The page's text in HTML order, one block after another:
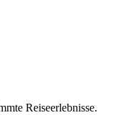
Reiseerlebnisse.